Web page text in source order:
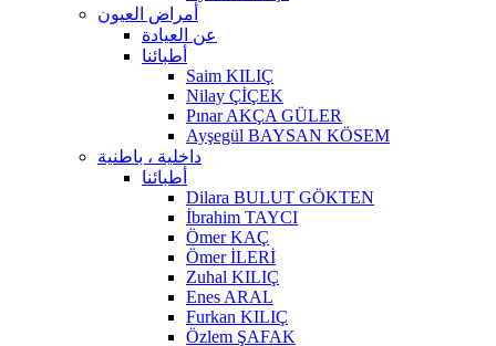
أمراض العيون
عن العيادة
أطبائنا
Saim KILIÇ
Nilay ÇİÇEK
Pınar AKÇA GÜLER
Ayşegül BAYSAN KÖSEM
داخلية ، باطنية
أطبائنا
Dilara BULUT GÖKTEN
İbrahim TAYCI
Ömer KAÇ
Ömer İLERİ
Zuhal KILIÇ
Enes ARAL
Furkan KILIÇ
Özlem ŞAFAK